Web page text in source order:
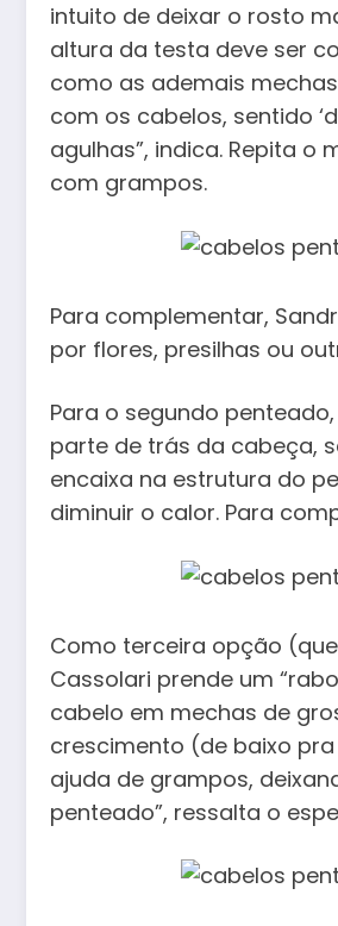
intuito de deixar o rosto
altura da testa deve ser
como as ademais
com os cabelos, sentido
agulhas”, indica. Repita
com grampos.
Para complementar,
por flores, presilhas ou
Para o segundo
parte de trás da cabeça,
encaixa na estrutura do
diminuir o calor. Para
Como terceira opção
Cassolari prende um
cabelo em mechas de
crescimento (de baixo
ajuda de grampos,
penteado”, ressalta o